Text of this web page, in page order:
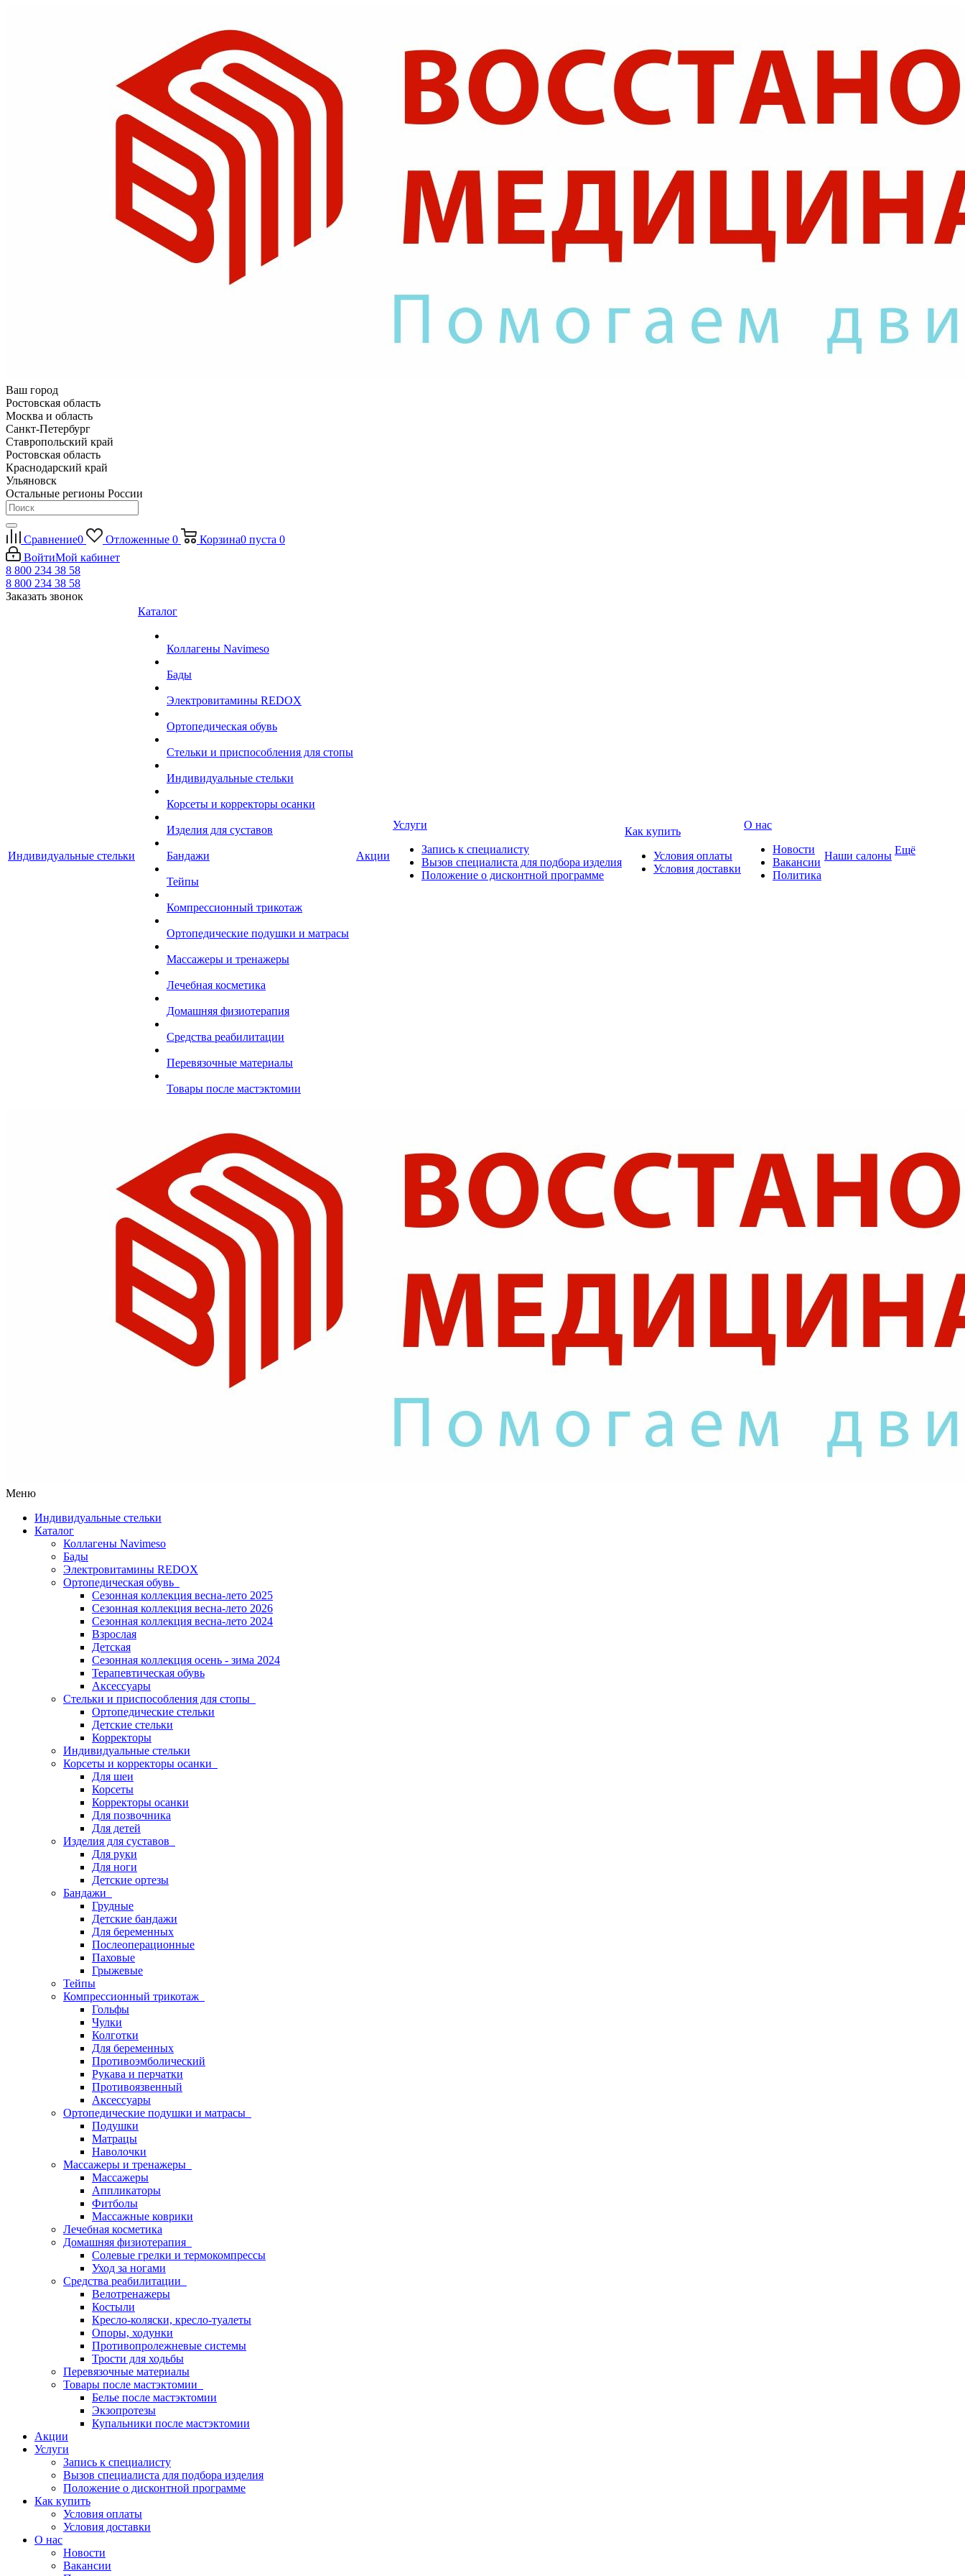
Ваш город
Ростовская область
Москва и область
Санкт-Петербург
Ставропольский край
Ростовская область
Краснодарский край
Ульяновск
Остальные регионы России
Сравнение0 Отложенные 0 Корзина0 пуста 0
ВойтиМой кабинет
8 800 234 38 58
8 800 234 38 58
Заказать звонок
Индивидуальные стельки
Каталог
Коллагены Navimeso
Бады
Электровитамины REDOX
Ортопедическая обувь
Стельки и приспособления для стопы
Индивидуальные стельки
Корсеты и корректоры осанки
Изделия для суставов
Бандажи
Тейпы
Компрессионный трикотаж
Ортопедические подушки и матрасы
Массажеры и тренажеры
Лечебная косметика
Домашняя физиотерапия
Средства реабилитации
Перевязочные материалы
Товары после мастэктомии
Акции
Услуги
Запись к специалисту
Вызов специалиста для подбора изделия
Положение о дисконтной программе
Как купить
Условия оплаты
Условия доставки
О нас
Новости
Вакансии
Политика
Наши салоны Ещё
Меню
Индивидуальные стельки
Каталог
Коллагены Navimeso
Бады
Электровитамины REDOX
Ортопедическая обувь
Сезонная коллекция весна-лето 2025
Сезонная коллекция весна-лето 2026
Сезонная коллекция весна-лето 2024
Взрослая
Детская
Сезонная коллекция осень - зима 2024
Терапевтическая обувь
Аксессуары
Стельки и приспособления для стопы
Ортопедические стельки
Детские стельки
Корректоры
Индивидуальные стельки
Корсеты и корректоры осанки
Для шеи
Корсеты
Корректоры осанки
Для позвочника
Для детей
Изделия для суставов
Для руки
Для ноги
Детские ортезы
Бандажи
Грудные
Детские бандажи
Для беременных
Послеоперационные
Паховые
Грыжевые
Тейпы
Компрессионный трикотаж
Гольфы
Чулки
Колготки
Для беременных
Противоэмболический
Рукава и перчатки
Противоязвенный
Аксессуары
Ортопедические подушки и матрасы
Подушки
Матрацы
Наволочки
Массажеры и тренажеры
Массажеры
Аппликаторы
Фитболы
Массажные коврики
Лечебная косметика
Домашняя физиотерапия
Солевые грелки и термокомпрессы
Уход за ногами
Средства реабилитации
Велотренажеры
Костыли
Кресло-коляски, кресло-туалеты
Опоры, ходунки
Противопролежневые системы
Трости для ходьбы
Перевязочные материалы
Товары после мастэктомии
Белье после мастэктомии
Экзопротезы
Купальники после мастэктомии
Акции
Услуги
Запись к специалисту
Вызов специалиста для подбора изделия
Положение о дисконтной программе
Как купить
Условия оплаты
Условия доставки
О нас
Новости
Вакансии